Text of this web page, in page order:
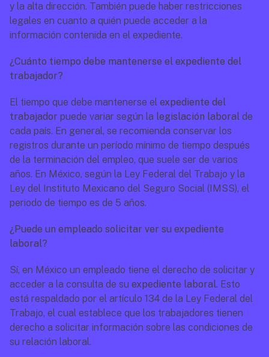
y la alta dirección. También puede haber restricciones
legales en cuanto a quién puede acceder a la
información contenida en el expediente.
¿Cuánto tiempo debe mantenerse el expediente del
trabajador?
El tiempo que debe mantenerse el expediente del
trabajador puede variar según la legislación laboral de
cada país. En general, se recomienda conservar los
registros durante un período mínimo de tiempo después
de la terminación del empleo, que suele ser de varios
años. En México, según la Ley Federal del Trabajo y la
Ley del Instituto Mexicano del Seguro Social (IMSS), el
periodo de tiempo es de 5 años.
¿Puede un empleado solicitar ver su expediente
laboral?
Sí, en México un empleado tiene el derecho de solicitar y
acceder a la consulta de su expediente laboral. Esto
está respaldado por el artículo 134 de la Ley Federal del
Trabajo, el cual establece que los trabajadores tienen
derecho a solicitar información sobre las condiciones de
su relación laboral.